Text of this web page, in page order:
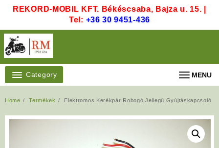
REKORD-MOBIL KFT. Békéscsaba, Bajza u. 15. |
Tel: +36 30 9451-436
Category MENU
Home Termékek Elektromos Kerékpár Robogó Jellegű Gyújtáskapcsoló